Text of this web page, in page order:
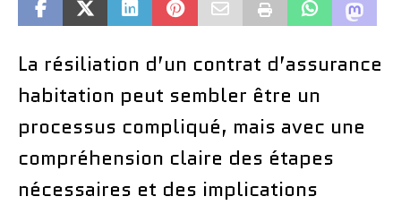
La résiliation d’un contrat d’assurance
habitation peut sembler être un
processus compliqué, mais avec une
compréhension claire des étapes
nécessaires et des implications